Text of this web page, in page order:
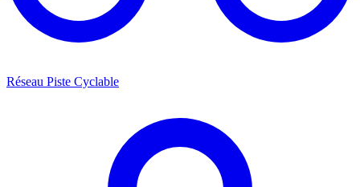
Réseau Piste Cyclable